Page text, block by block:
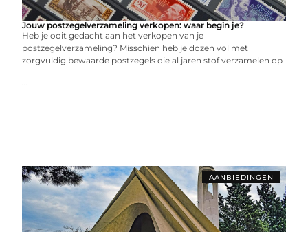
Jouw postzegelverzameling verkopen: waar begin je?
Heb je ooit gedacht aan het verkopen van je
postzegelverzameling? Misschien heb je dozen vol met
zorgvuldig bewaarde postzegels die al jaren stof verzamelen op
...
AANBIEDINGEN